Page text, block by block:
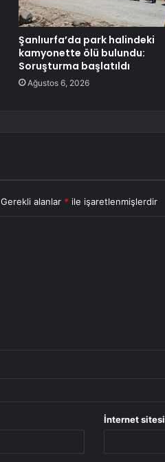
Şanlıurfa’da park halindeki
kamyonette ölü bulundu:
Soruşturma başlatıldı
Ağustos 6, 2026
Gerekli alanlar * ile işaretlenmişlerdir
İnternet sitesi